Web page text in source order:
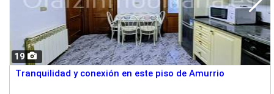
19
Tranquilidad y conexión en este piso de Amurrio